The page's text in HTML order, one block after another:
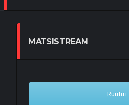
MATSISTREAM
Ruutu+